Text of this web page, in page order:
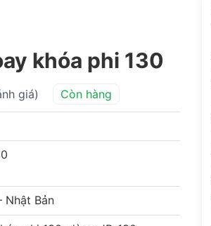
khóa phi 130
giá) Còn hàng
Nhật Bản